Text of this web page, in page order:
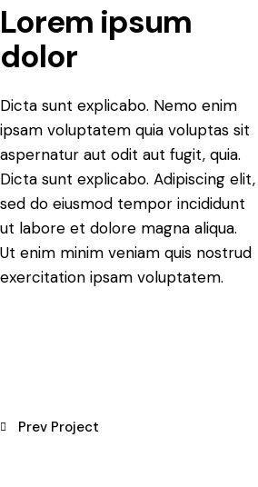
Lorem ipsum
dolor
Dicta sunt explicabo. Nemo enim
ipsam voluptatem quia voluptas sit
aspernatur aut odit aut fugit, quia.
Dicta sunt explicabo. Adipiscing elit,
sed do eiusmod tempor incididunt
ut labore et dolore magna aliqua.
Ut enim minim veniam quis nostrud
exercitation ipsam voluptatem.
Prev Project